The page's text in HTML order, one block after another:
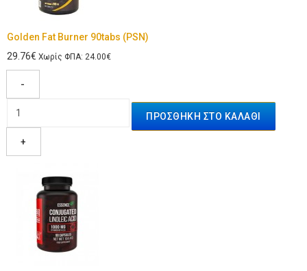
Golden Fat Burner 90tabs (PSN)
29.76€ Χωρίς ΦΠΑ: 24.00€
-
+